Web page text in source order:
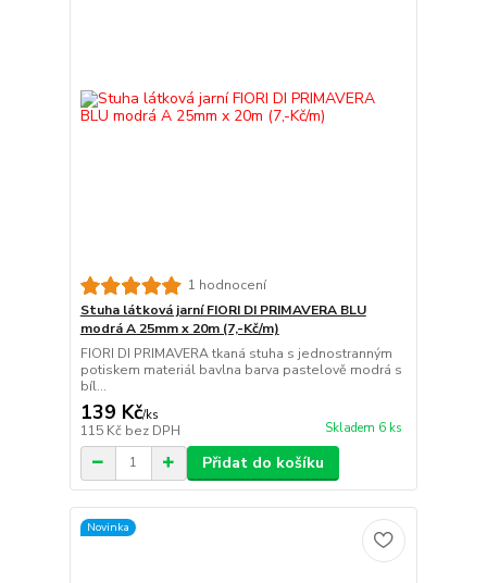
1 hodnocení
Stuha látková jarní FIORI DI PRIMAVERA BLU
modrá A 25mm x 20m (7,-Kč/m)
FIORI DI PRIMAVERA tkaná stuha s jednostranným
potiskem materiál bavlna barva pastelově modrá s
bíl...
139 Kč/ks
115 Kč bez DPH Skladem 6 ks
Přidat do košíku
Novinka